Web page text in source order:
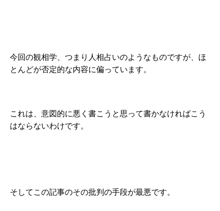
今回の観相学、つまり人相占いのようなものですが、ほ
とんどが否定的な内容に偏っています。
これは、意図的に悪く書こうと思って書かなければこう
はならないわけです。
そしてこの記事のその批判の手段が最悪です。